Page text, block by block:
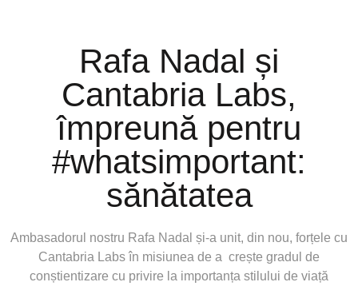
Rafa Nadal și
Cantabria Labs,
împreună pentru
#whatsimportant:
sănătatea
Ambasadorul nostru Rafa Nadal și-a unit, din nou, forțele cu
Cantabria Labs în misiunea de a crește gradul de
conștientizare cu privire la importanța stilului de viață